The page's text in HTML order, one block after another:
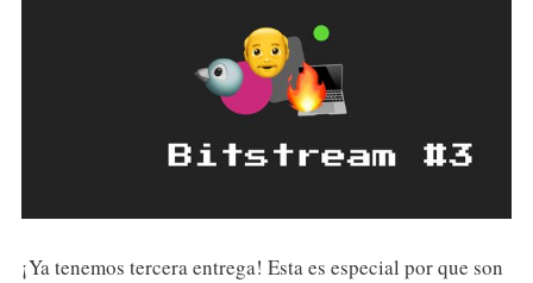
¡Ya tenemos tercera entrega! Esta es especial por que son